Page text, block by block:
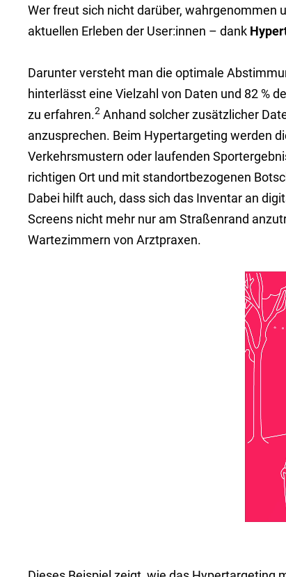
Wer freut sich nicht darüber, wahrgenommen
aktuellen Erleben der User:innen – dank
Darunter versteht man die optimale
hinterlässt eine Vielzahl von Daten und 82 %
zu erfahren.2 Anhand solcher zusätzlicher
anzusprechen. Beim Hypertargeting werden
Verkehrsmustern oder laufenden
richtigen Ort und mit standortbezogenen
Dabei hilft auch, dass sich das Inventar an
Screens nicht mehr nur am Straßenrand
Wartezimmern von Arztpraxen.